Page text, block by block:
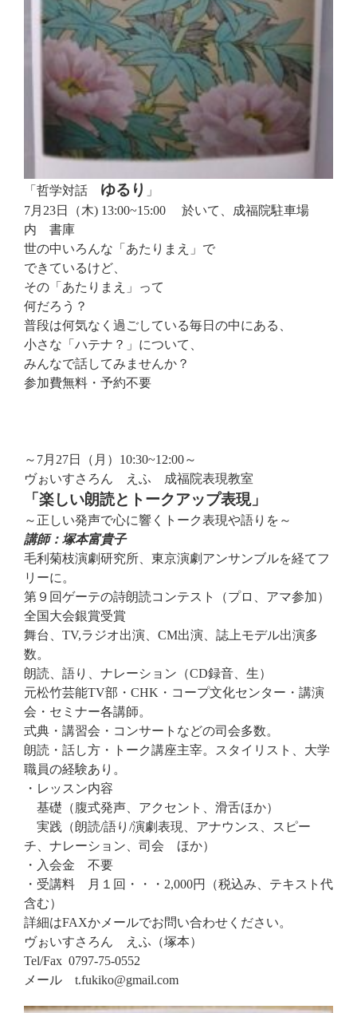
「哲学対話 ゆるり 」
7月23日（木) 13:00~15:00 於いて、成福院駐車場
内 書庫
世の中いろんな「あたりまえ」で
できているけど、
その「あたりまえ」って
何だろう？
普段は何気なく過ごしている毎日の中にある、
小さな「ハテナ？」について、
みんなで話してみませんか？
参加費無料・予約不要
～7月27日（月）10:30~12:00～
ヴぉいすさろん えふ 成福院表現教室
「楽しい朗読とトークアップ表現」
～正しい発声で心に響くトーク表現や語りを～
講師：塚本富貴子
毛利菊枝演劇研究所、東京演劇アンサンブルを経てフ
リーに。
第９回ゲーテの詩朗読コンテスト（プロ、アマ参加）
全国大会銀賞受賞
舞台、TV,ラジオ出演、CM出演、誌上モデル出演多
数。
朗読、語り、ナレーション（CD録音、生）
元松竹芸能TV部・CHK・コープ文化センター・講演
会・セミナー各講師。
式典・講習会・コンサートなどの司会多数。
朗読・話し方・トーク講座主宰。スタイリスト、大学
職員の経験あり。
・レッスン内容
基礎（腹式発声、アクセント、滑舌ほか）
実践（朗読/語り/演劇表現、アナウンス、スピー
チ、ナレーション、司会 ほか）
・入会金 不要
・受講料 月１回・・・2,000円（税込み、テキスト代
含む）
詳細はFAXかメールでお問い合わせください。
ヴぉいすさろん えふ（塚本）
Tel/Fax 0797-75-0552
メール t.fukiko@gmail.com